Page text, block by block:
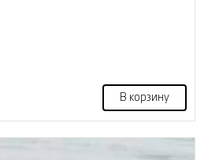
В корзину